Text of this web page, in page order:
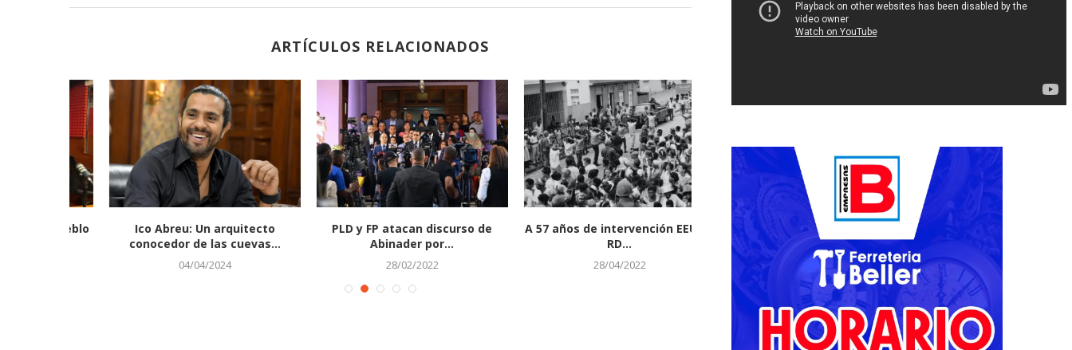
ARTÍCULOS RELACIONADOS
Ico Abreu: Un arquitecto
conocedor de las cuevas...
04/04/2024
PLD y FP atacan discurso de
Abinader por...
28/02/2022
A 57 años de intervención EEUU y
28/04/2022
“Presidenciables del PRM”
pulsean fuerza política en el...
28/02/2025
Cámara de Diputados
aportes de Milagros
27/05/2022